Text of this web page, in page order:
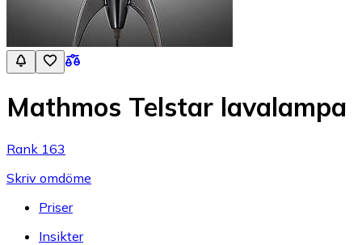
Mathmos Telstar lavalampa
Rank 163
Skriv omdöme
Priser
Insikter